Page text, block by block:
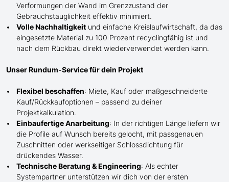
Verformungen der Wand im Grenzzustand der
Gebrauchstauglichkeit effektiv minimiert.
Volle Nachhaltigkeit und einfache Kreislaufwirtschaft, da das
eingesetzte Material zu 100 Prozent recyclingfähig ist und
nach dem Rückbau direkt wiederverwendet werden kann.
Unser Rundum-Service für dein Projekt
Flexibel beschaffen: Miete, Kauf oder maßgeschneiderte
Kauf/Rückkaufoptionen – passend zu deiner
Projektkalkulation.
Einbaufertige Anarbeitung: In der richtigen Länge liefern wir
die Profile auf Wunsch bereits gelocht, mit passgenauen
Zuschnitten oder werkseitiger Schlossdichtung für
drückendes Wasser.
Technische Beratung & Engineering: Als echter
Systempartner unterstützen wir dich von der ersten